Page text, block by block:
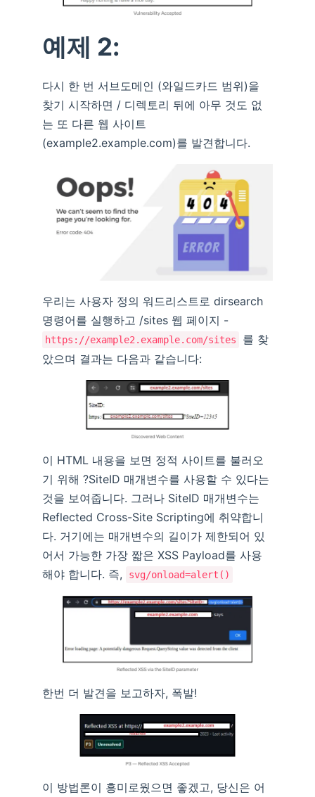
예제 2:
다시 한 번 서브도메인 (와일드카드 범위)을
찾기 시작하면 / 디렉토리 뒤에 아무 것도 없
는 또 다른 웹 사이트
(example2.example.com)를 발견합니다.
우리는 사용자 정의 워드리스트로 dirsearch
명령어를 실행하고 /sites 웹 페이지 -
https://example2.example.com/sites
를 찾
았으며 결과는 다음과 같습니다:
이 HTML 내용을 보면 정적 사이트를 불러오
기 위해 ?SiteID 매개변수를 사용할 수 있다는
것을 보여줍니다. 그러나 SiteID 매개변수는
Reflected Cross-Site Scripting에 취약합니
다. 거기에는 매개변수의 길이가 제한되어 있
어서 가능한 가장 짧은 XSS Payload를 사용
해야 합니다. 즉,
svg/onload=alert()
한번 더 발견을 보고하자, 폭발!
이 방법론이 흥미로웠으면 좋겠고, 당신은 어